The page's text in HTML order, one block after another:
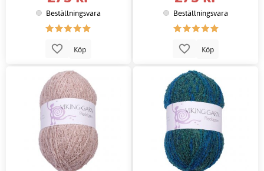
Beställningsvara
Köp
Beställningsvara
Köp